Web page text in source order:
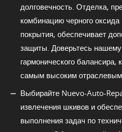
долговечность. Отделка,
комбинацию черного
покрытия, обеспечивает
защиты. Доверьтесь
гармонического балансира,
самым высоким
Выбирайте Nuevo-Auto-
извлечения шкивов и
выполнения задач по